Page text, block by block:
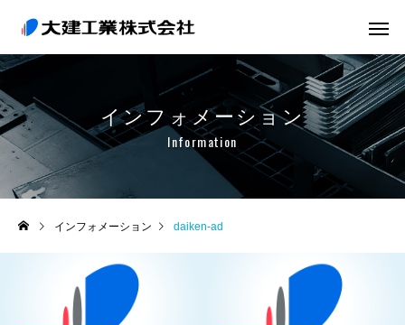
実績紹介
SS材厚板機械架台 製缶運搬部品
インフォメーション
Information
インフォメーション daiken-ad